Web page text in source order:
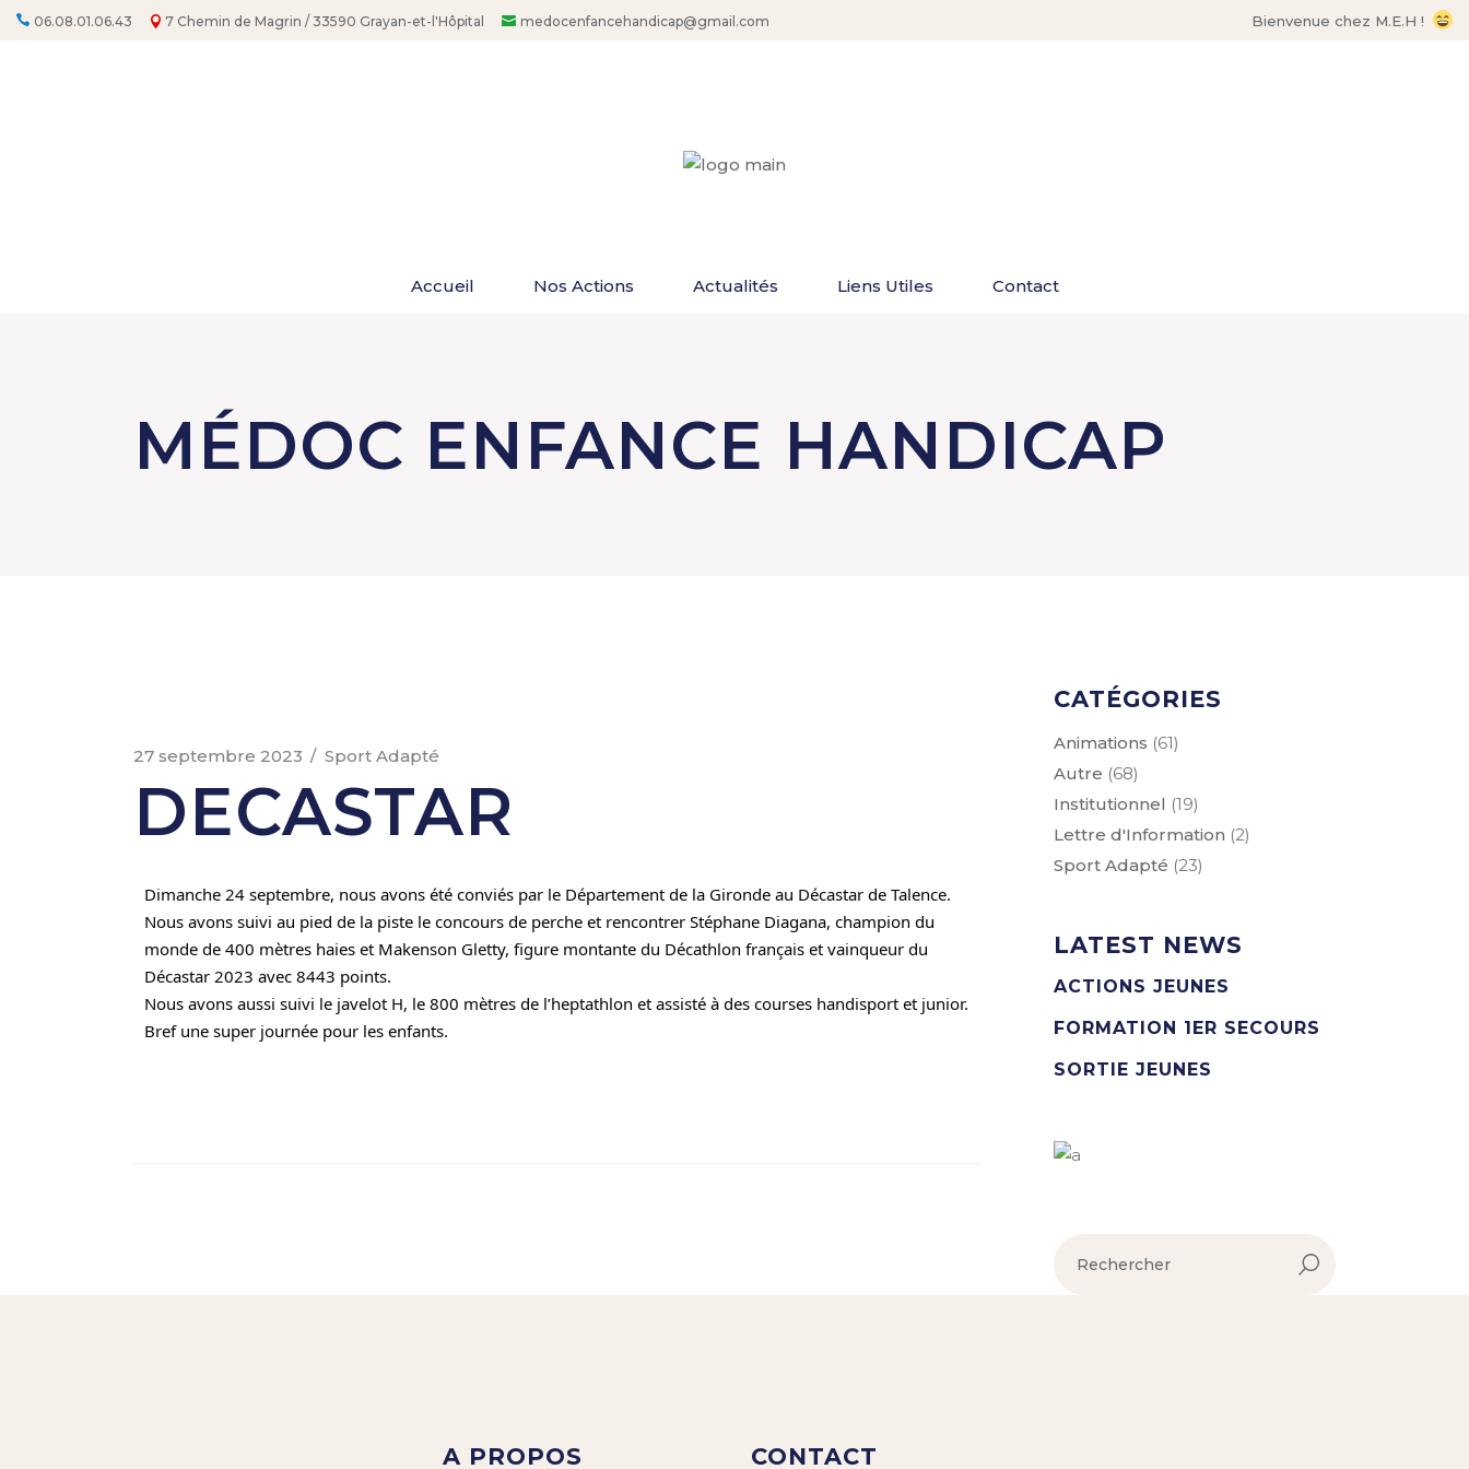
06.08.01.06.43 7 Chemin de Magrin / 33590 Grayan-et-l'Hôpital medocenfancehandicap@gmail.com Bienvenue chez M.E.H !
Accueil Nos Actions Actualités Liens Utiles Contact
MÉDOC ENFANCE HANDICAP
27 septembre 2023 Sport Adapté
DECASTAR
Dimanche 24 septembre, nous avons été conviés par le Département de la Gironde au Décastar de Talence.
Nous avons suivi au pied de la piste le concours de perche et rencontrer Stéphane Diagana, champion du
monde de 400 mètres haies et Makenson Gletty, figure montante du Décathlon français et vainqueur du
Décastar 2023 avec 8443 points.
Nous avons aussi suivi le javelot H, le 800 mètres de l’heptathlon et assisté à des courses handisport et junior.
Bref une super journée pour les enfants.
CATÉGORIES
Animations (61)
Autre (68)
Institutionnel (19)
Lettre d'Information (2)
Sport Adapté (23)
LATEST NEWS
ACTIONS JEUNES
FORMATION 1ER SECOURS
SORTIE JEUNES
A PROPOS CONTACT